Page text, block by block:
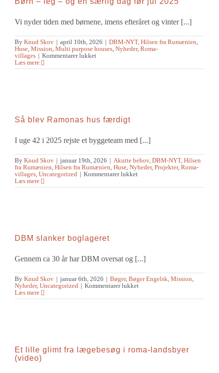
Vi nyder tiden med børnene, imens efteråret og vinter [...]
By Knud Skov | april 10th, 2026 | DBM-NYT, Hilsen fra Rumænien,
Huse, Mission, Multi purpose houses, Nyheder, Roma-
villages | Kommentarer lukkettil
–
før
jul
Læs mere
Så blev Ramonas hus færdigt
I uge 42 i 2025 rejste et byggeteam med [...]
By Knud Skov | januar 19th, 2026 | Akutte behov, DBM-NYT, Hilsen
fra Rumænien, Hilsen fra Rumænien, Huse, Nyheder, Projekter, Roma-
villages, Uncategorized | Kommentarer lukkettil
blev
Læs mere
DBM slanker boglageret
Gennem ca 30 år har DBM oversat og [...]
By Knud Skov | januar 6th, 2026 | Bøger, Bøger Engelsk, Mission,
Nyheder, Uncategorized | Kommentarer lukkettil
slanker
Læs mere
Et lille glimt fra lægebesøg i roma-landsbyer
(video)